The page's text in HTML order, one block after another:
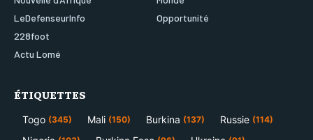
LeDefenseurInfo
228foot
Actu Lomé
Opportunité
ÉTIQUETTES
Togo (345) Mali (150) Burkina (137) Russie (114)